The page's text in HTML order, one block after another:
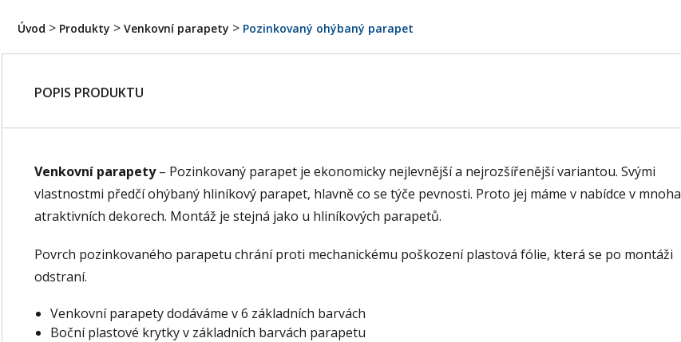
Úvod > Produkty > Venkovní parapety > Pozinkovaný ohýbaný parapet
POPIS PRODUKTU
Venkovní parapety– Pozinkovaný parapet je ekonomicky nejlevnější a nejrozšířenější variantou. Svými
vlastnostmi předčí ohýbaný hliníkový parapet, hlavně co se týče pevnosti. Proto jej máme v nabídce v mnoha
atraktivních dekorech. Montáž je stejná jako u hliníkových parapetů.
Povrch pozinkovaného parapetu chrání proti mechanickému poškození plastová fólie, která se po montáži
odstraní.
Venkovní parapety dodáváme v 6 základních barvách
Boční plastové krytky v základních barvách parapetu